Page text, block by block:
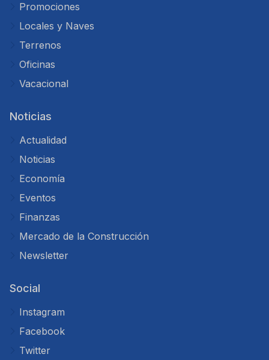
Promociones
Locales y Naves
Terrenos
Oficinas
Vacacional
Noticias
Actualidad
Noticias
Economía
Eventos
Finanzas
Mercado de la Construcción
Newsletter
Social
Instagram
Facebook
Twitter